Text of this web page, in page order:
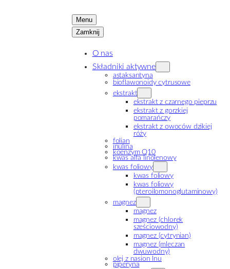
Menu
Zamknij
O nas
Składniki aktywne
astaksantyna
bioflawonoidy cytrusowe
ekstrakt
ekstrakt z czarnego pieprzu
ekstrakt z gorzkiej
pomarańczy
ekstrakt z owoców dzikiej
róży
folian
inulina
koenzym Q10
kwas alfa linolenowy
kwas foliowy
kwas foliowy
kwas foliowy
(pteroilomonoglutaminowy)
magnez
magnez
magnez (chlorek
sześciowodny)
magnez (cytrynian)
magnez (mleczan
dwuwodny)
olej z nasion lnu
piperyna